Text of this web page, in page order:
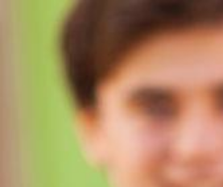
Aller vers le contenu